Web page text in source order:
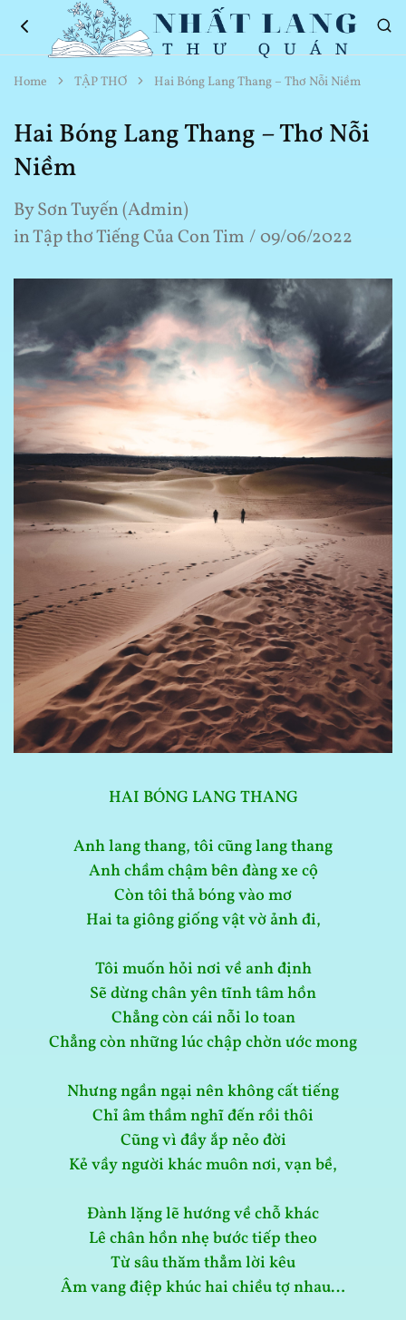
Nhất
Lang
Quán
Thơ
Hay
Cuộc
Sống
Home TẬP THƠ Hai Bóng Lang Thang – Thơ Nỗi Niềm
Hai Bóng Lang Thang – Thơ Nỗi
Niềm
BySơn Tuyến (Admin)
inTập thơ Tiếng Của Con Tim 09/06/2022
HAI BÓNG LANG THANG
Anh lang thang, tôi cũng lang thang
Anh chầm chậm bên đàng xe cộ
Còn tôi thả bóng vào mơ
Hai ta giông giống vật vờ ảnh đi,
Tôi muốn hỏi nơi về anh định
Sẽ dừng chân yên tĩnh tâm hồn
Chẳng còn cái nỗi lo toan
Chẳng còn những lúc chập chờn ước mong
Nhưng ngần ngại nên không cất tiếng
Chỉ âm thầm nghĩ đến rồi thôi
Cũng vì đầy ắp nẻo đời
Kẻ vầy người khác muôn nơi, vạn bề,
Đành lặng lẽ hướng về chỗ khác
Lê chân hồn nhẹ bước tiếp theo
Từ sâu thăm thẳm lời kêu
Âm vang điệp khúc hai chiều tợ nhau…